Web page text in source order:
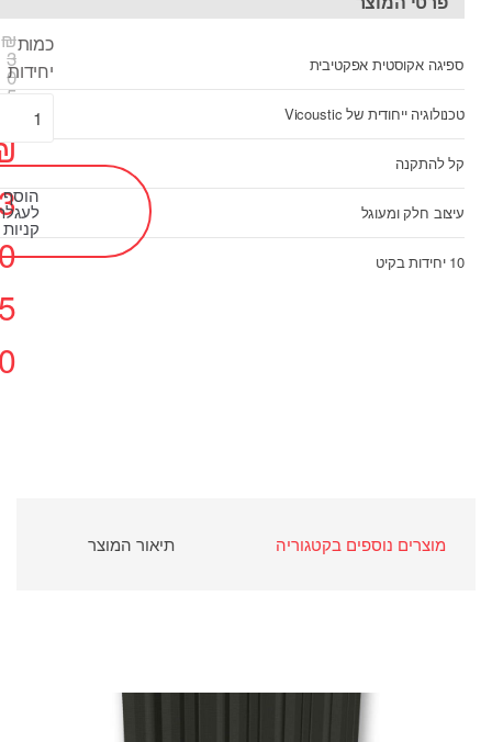
ספיגה אקוסטית אפקטיבית
טכנולוגיה ייחודית של Vicoustic
קל להתקנה
עיצוב חלק ומעוגל
10 יחידות בקיט
₪
3
0
5
כמות
יחידות
הוסף
קניות
מוצרים נוספים בקטגוריה תיאור המוצר